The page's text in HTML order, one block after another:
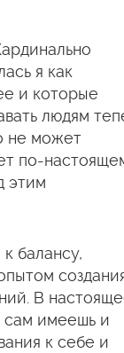
я как
и которые
людям
не может
по-
этим
балансу,
В
сам имеешь и
к себе и